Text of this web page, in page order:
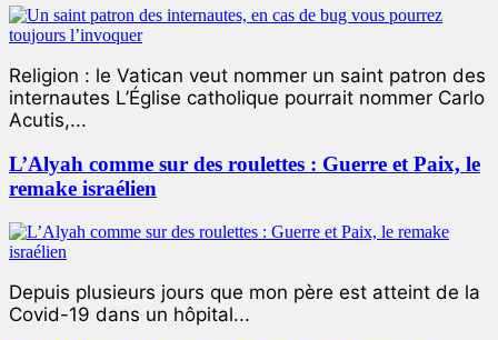
Religion : le Vatican veut nommer un saint patron des
internautes L’Église catholique pourrait nommer Carlo
Acutis,...
L’Alyah comme sur des roulettes : Guerre et Paix, le
remake israélien
Depuis plusieurs jours que mon père est atteint de la
Covid-19 dans un hôpital...